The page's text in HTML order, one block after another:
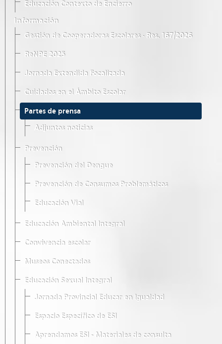
Educación Contexto de Encierro
Información
Gestión de Cooperadoras Escolares · Res. 167/2026
ReNPE 2025
Jornada Extendida Focalizada
Cuidados en el Ámbito Escolar
Partes de prensa
Adjuntos noticias
Prevención
Prevención del Dengue
Prevención de Consumos Problemáticos
Educación Vial
Educación Ambiental Integral
Convivencia escolar
Museos Conectados
Educación Sexual Integral
Jornada Provincial Educar en Igualdad
Espacio Específico de ESI
Aprendamos ESI - Materiales de consulta